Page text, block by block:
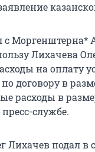
с Моргенштерна*
Лихачева
на оплату
договору в
расходы в
службе.
Лихачев подал в